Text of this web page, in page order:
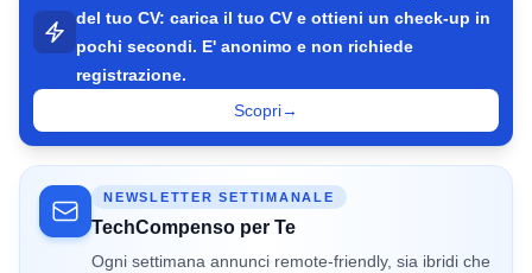
del tuo CV: carica il tuo CV e ottieni un check-up in
pochi secondi. E' anonimo e non richiede
registrazione.
Scopri→
NEWSLETTER SETTIMANALE
TechCompenso per Te
Ogni settimana annunci remote-friendly, sia ibridi che